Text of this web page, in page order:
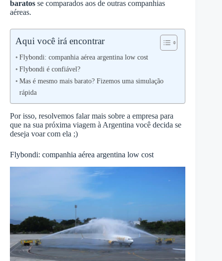
baratos se comparados aos de outras companhias
aéreas.
Aqui você irá encontrar
Flybondi: companhia aérea argentina low cost
Flybondi é confiável?
Mas é mesmo mais barato? Fizemos uma simulação
rápida
Por isso, resolvemos falar mais sobre a empresa para
que na sua próxima viagem à Argentina você decida se
deseja voar com ela ;)
Flybondi: companhia aérea argentina low cost